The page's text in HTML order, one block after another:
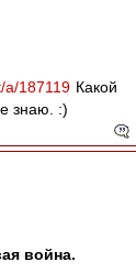
a/187119 Какой
знаю. :)
война.